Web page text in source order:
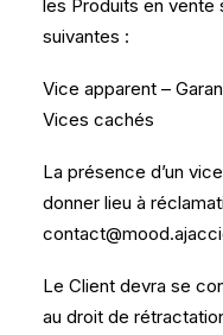
les Produits en vente
suivantes :
Vice apparent –
Vices cachés
La présence d’un
donner lieu à
Le Client devra se
au droit de